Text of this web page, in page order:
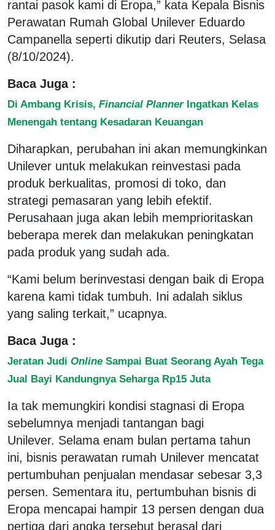
rantai pasok kami di Eropa,” kata Kepala Bisnis
Perawatan Rumah Global Unilever Eduardo
Campanella seperti dikutip dari Reuters, Selasa
(8/10/2024).
Baca Juga :
Di Ambang Krisis, Financial PlannerIngatkan Kelas
Menengah tentang Kesadaran Keuangan
Diharapkan, perubahan ini akan memungkinkan
Unilever untuk melakukan reinvestasi pada
produk berkualitas, promosi di toko, dan
strategi pemasaran yang lebih efektif.
Perusahaan juga akan lebih memprioritaskan
beberapa merek dan melakukan peningkatan
pada produk yang sudah ada.
“Kami belum berinvestasi dengan baik di Eropa
karena kami tidak tumbuh. Ini adalah siklus
yang saling terkait,” ucapnya.
Baca Juga :
Jeratan Judi Online Sampai Buat Seorang Ayah Tega
Jual Bayi Kandungnya Seharga Rp15 Juta
Ia tak memungkiri kondisi stagnasi di Eropa
sebelumnya menjadi tantangan bagi
Unilever. Selama enam bulan pertama tahun
ini, bisnis perawatan rumah Unilever mencatat
pertumbuhan penjualan mendasar sebesar 3,3
persen. Sementara itu, pertumbuhan bisnis di
Eropa mencapai hampir 13 persen dengan dua
pertiga dari angka tersebut berasal dari